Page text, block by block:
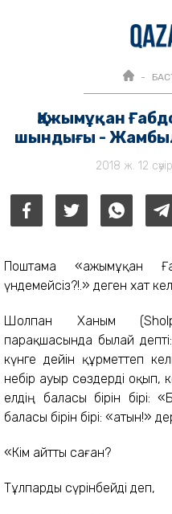
Қажымұқан
шындығы -
2018 ж. 12 сәуір
Поштама «Қажымұқан
үндемейсіз?!.» деген хат
Шолпан Ханым
парақшасында былай
күнге дейін құрметтеп
небір ауыр сөздерді оқып,
елдің баласы бірін бірі:
баласы бірін бірі: «Қатын!»
«Кім айтты саған?
Тұлпарды сүрінбейді деп,